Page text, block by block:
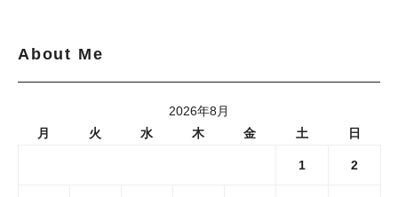
About Me
2026年8月
月
火 水 木 金 土 日
1 2